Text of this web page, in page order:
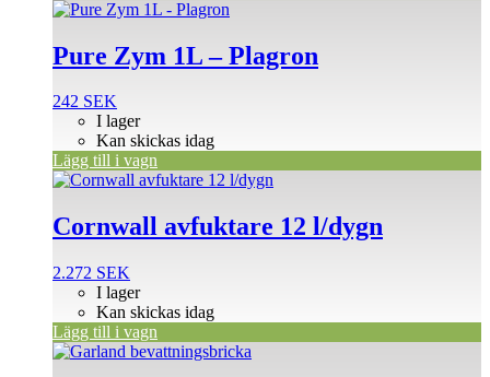
Pure Zym 1L – Plagron
242 SEK
I lager
Kan skickas idag
Lägg till i vagn
Cornwall avfuktare 12 l/dygn
2.272 SEK
I lager
Kan skickas idag
Lägg till i vagn
Den